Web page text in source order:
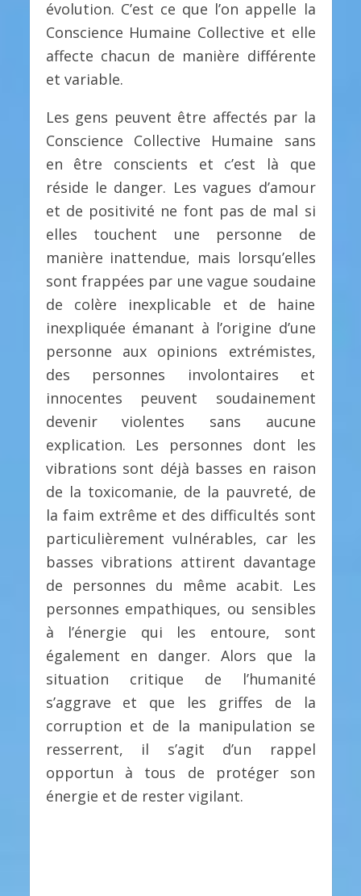
évolution. C’est ce que l’on appelle la
Conscience Humaine Collective et elle
affecte chacun de manière différente
et variable.
Les gens peuvent être affectés par la
Conscience Collective Humaine sans
en être conscients et c’est là que
réside le danger. Les vagues d’amour
et de positivité ne font pas de mal si
elles touchent une personne de
manière inattendue, mais lorsqu’elles
sont frappées par une vague soudaine
de colère inexplicable et de haine
inexpliquée émanant à l’origine d’une
personne aux opinions extrémistes,
des personnes involontaires et
innocentes peuvent soudainement
devenir violentes sans aucune
explication. Les personnes dont les
vibrations sont déjà basses en raison
de la toxicomanie, de la pauvreté, de
la faim extrême et des difficultés sont
particulièrement vulnérables, car les
basses vibrations attirent davantage
de personnes du même acabit. Les
personnes empathiques, ou sensibles
à l’énergie qui les entoure, sont
également en danger. Alors que la
situation critique de l’humanité
s’aggrave et que les griffes de la
corruption et de la manipulation se
resserrent, il s’agit d’un rappel
opportun à tous de protéger son
énergie et de rester vigilant.